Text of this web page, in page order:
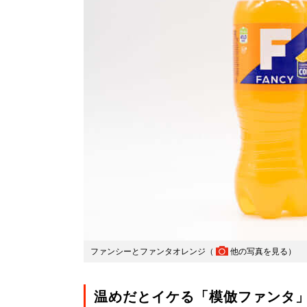
ファンシーとファンタオレンジ（ 他の写真を見る ）
温めだとイケる「模倣ファンタ